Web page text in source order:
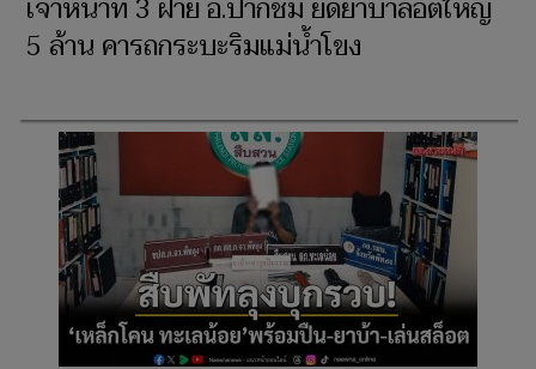
เจ้าหน้าที่ 3 ฝ่าย อ.ปากชม ยึดยาบ้าล็อตใหญ่
5 ล้าน คารถกระบะริมแม่น้ำโขง